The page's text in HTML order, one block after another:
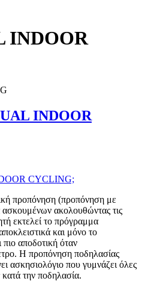
INDOOR
INDOOR
προπόνηση (προπόνηση με
ακολουθώντας τις
εκτελεί το πρόγραμμα
και μόνο το
αποδοτική όταν
Η προπόνηση ποδηλασίας
ασκησιολόγιο που γυμνάζει όλες
κατά την ποδηλασία.